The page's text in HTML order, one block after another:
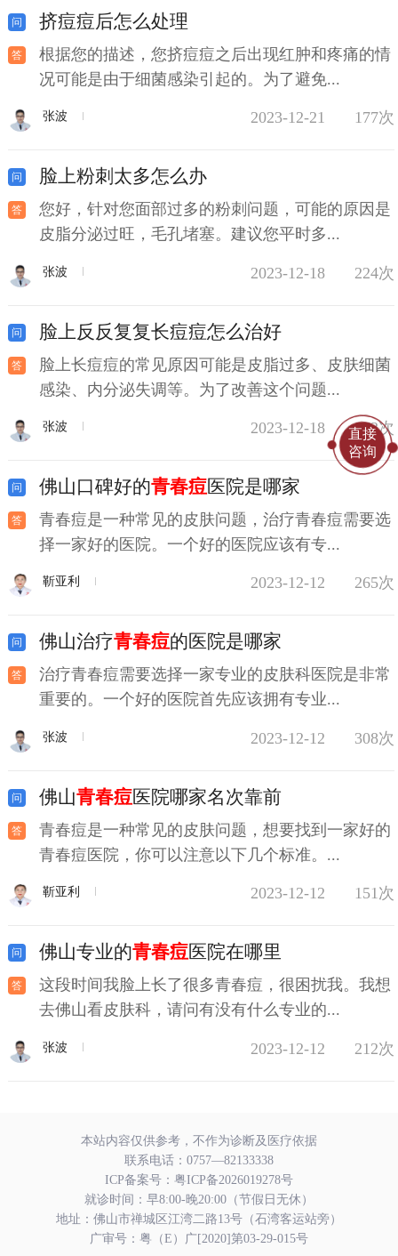
挤痘痘后怎么处理
根据您的描述，您挤痘痘之后出现红肿和疼痛的情
况可能是由于细菌感染引起的。为了避免...
张波 2023-12-21 177次
脸上粉刺太多怎么办
您好，针对您面部过多的粉刺问题，可能的原因是
皮脂分泌过旺，毛孔堵塞。建议您平时多...
张波 2023-12-18 224次
脸上反反复复长痘痘怎么治好
脸上长痘痘的常见原因可能是皮脂过多、皮肤细菌
感染、内分泌失调等。为了改善这个问题...
张波 2023-12-18 273次
佛山口碑好的青春痘医院是哪家
青春痘是一种常见的皮肤问题，治疗青春痘需要选
择一家好的医院。一个好的医院应该有专...
靳亚利 2023-12-12 265次
佛山治疗青春痘的医院是哪家
治疗青春痘需要选择一家专业的皮肤科医院是非常
重要的。一个好的医院首先应该拥有专业...
张波 2023-12-12 308次
佛山青春痘医院哪家名次靠前
青春痘是一种常见的皮肤问题，想要找到一家好的
青春痘医院，你可以注意以下几个标准。...
靳亚利 2023-12-12 151次
佛山专业的青春痘医院在哪里
这段时间我脸上长了很多青春痘，很困扰我。我想
去佛山看皮肤科，请问有没有什么专业的...
张波 2023-12-12 212次
本站内容仅供参考，不作为诊断及医疗依据
联系电话： 0757—82133338
ICP备案号： 粤ICP备2026019278号
就诊时间：早8:00-晚20:00（节假日无休）
地址：佛山市禅城区江湾二路13号（石湾客运站旁）
广审号：粤（E）广[2020]第03-29-015号
直接
咨询